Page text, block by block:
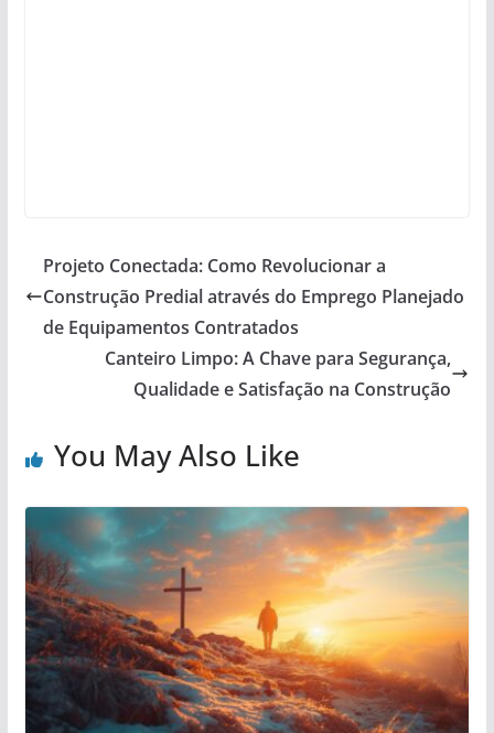
Projeto Conectada: Como Revolucionar a
Construção Predial através do Emprego Planejado
de Equipamentos Contratados
Canteiro Limpo: A Chave para Segurança,
Qualidade e Satisfação na Construção
You May Also Like